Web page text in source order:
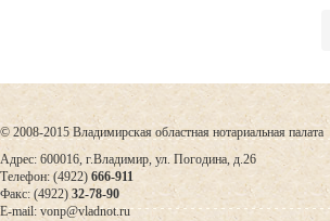
© 2008-2015 Владимирская областная нотариальная палата
Адрес: 600016, г.Владимир, ул. Погодина, д.26
Телефон: (4922) 666-911
Факс: (4922) 32-78-90
E-mail: vonp@vladnot.ru